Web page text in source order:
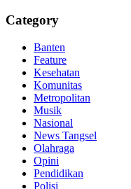
Category
Banten
Feature
Kesehatan
Komunitas
Metropolitan
Musik
Nasional
News Tangsel
Olahraga
Opini
Pendidikan
Polisi